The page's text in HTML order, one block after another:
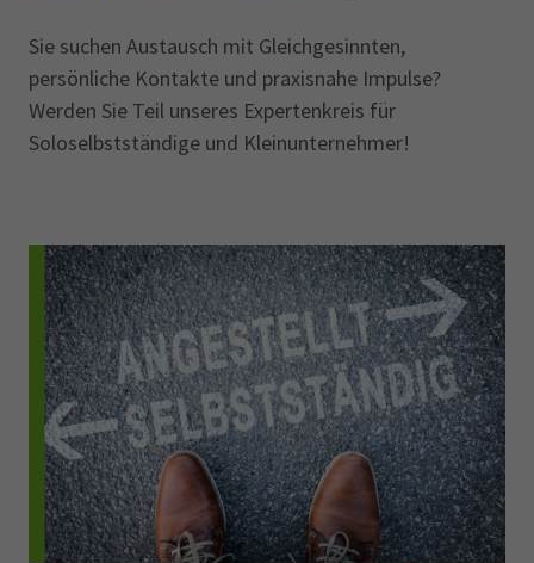
Sie suchen Austausch mit Gleichgesinnten,
persönliche Kontakte und praxisnahe Impulse?
Werden Sie Teil unseres Expertenkreis für
Soloselbstständige und Kleinunternehmer!